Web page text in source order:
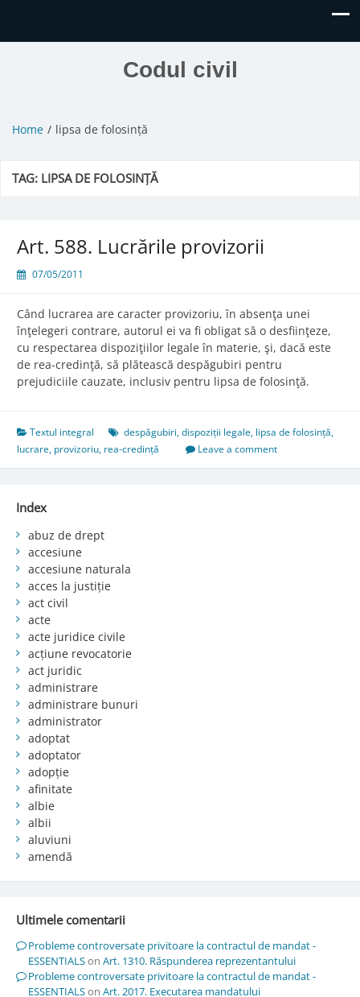
Codul civil
Home lipsa de folosință
TAG: LIPSA DE FOLOSINȚĂ
Art. 588. Lucrările provizorii
07/05/2011
Când lucrarea are caracter provizoriu, în absenţa unei
înţelegeri contrare, autorul ei va fi obligat să o desfiinţeze,
cu respectarea dispoziţiilor legale în materie, şi, dacă este
de rea-credinţă, să plătească despăgubiri pentru
prejudiciile cauzate, inclusiv pentru lipsa de folosinţă.
Textul integral despăgubiri,dispoziții legale, lipsa de folosință,
lucrare, provizoriu, rea-credință Leave a comment
Index
abuz de drept
accesiune
accesiune naturala
acces la justiție
act civil
acte
acte juridice civile
acțiune revocatorie
act juridic
administrare
administrare bunuri
administrator
adoptat
adoptator
adopție
afinitate
albie
albii
aluviuni
amendă
Ultimele comentarii
Probleme controversate privitoare la contractul de mandat -
ESSENTIALSon Art. 1310. Răspunderea reprezentantului
Probleme controversate privitoare la contractul de mandat -
ESSENTIALSon Art. 2017. Executarea mandatului